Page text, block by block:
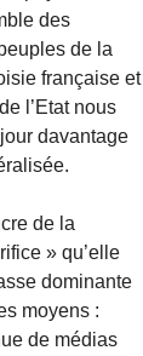
des
de la
française et
l’Etat nous
davantage
de la
» qu’elle
dominante
moyens :
de médias